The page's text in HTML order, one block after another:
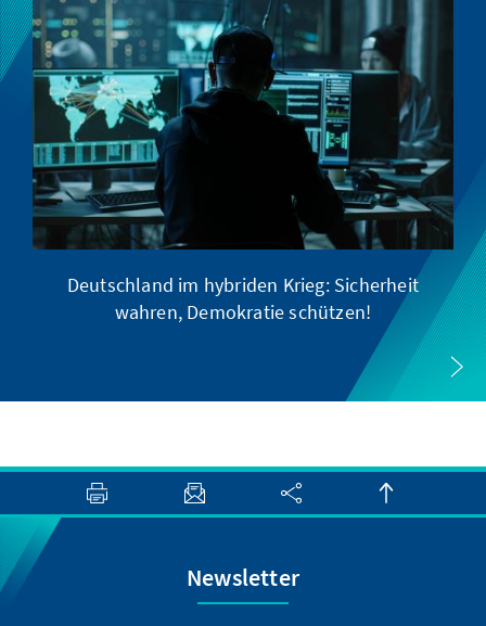
Deutschland im hybriden Krieg: Sicherheit
wahren, Demokratie schützen!
Newsletter